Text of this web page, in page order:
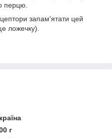
перцю.
запам'ятати цей
ложечку).
г